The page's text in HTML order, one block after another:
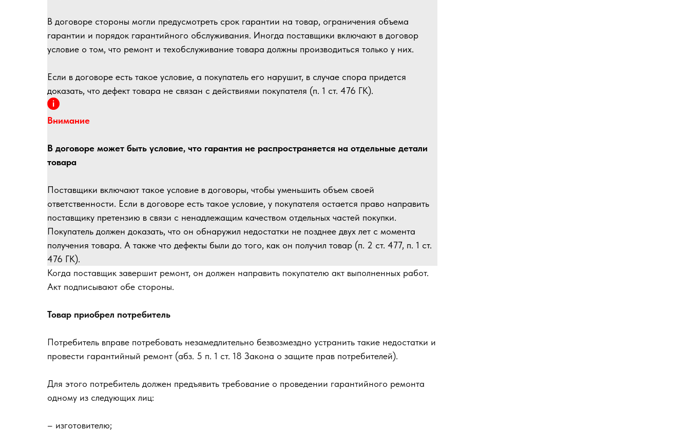
В договоре стороны могли предусмотреть срок гарантии на товар, ограничения объема
гарантии и порядок гарантийного обслуживания. Иногда поставщики включают в договор
условие о том, что ремонт и техобслуживание товара должны производиться только у них.
Если в договоре есть такое условие, а покупатель его нарушит, в случае спора придется
доказать, что дефект товара не связан с действиями покупателя (п. 1 ст. 476 ГК).
Внимание
В договоре может быть условие, что гарантия не распространяется на отдельные детали
товара
Поставщики включают такое условие в договоры, чтобы уменьшить объем своей
ответственности. Если в договоре есть такое условие, у покупателя остается право направить
поставщику претензию в связи с ненадлежащим качеством отдельных частей покупки.
Покупатель должен доказать, что он обнаружил недостатки не позднее двух лет с момента
получения товара. А также что дефекты были до того, как он получил товар (п. 2 ст. 477, п. 1 ст.
476 ГК).
Когда поставщик завершит ремонт, он должен направить покупателю акт выполненных работ.
Акт подписывают обе стороны.
Товар приобрел потребитель
Потребитель вправе потребовать незамедлительно безвозмездно устранить такие недостатки и
провести гарантийный ремонт (абз. 5 п. 1 ст. 18 Закона о защите прав потребителей).
Для этого потребитель должен предъявить требование о проведении гарантийного ремонта
одному из следующих лиц:
– изготовителю;